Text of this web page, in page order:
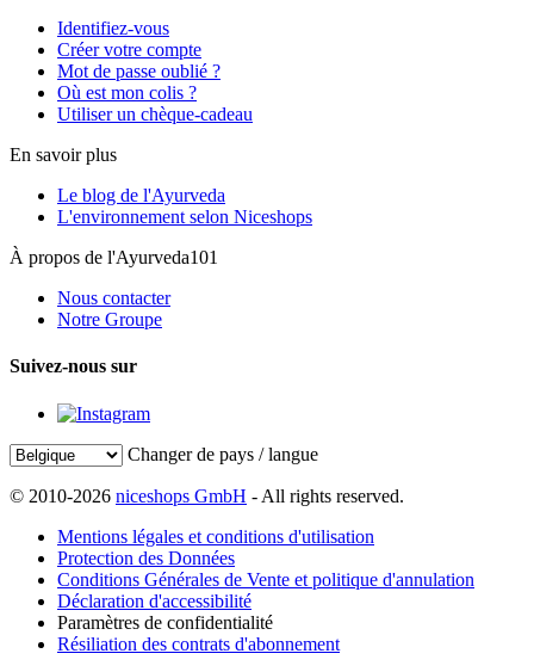
Identifiez-vous
Créer votre compte
Mot de passe oublié ?
Où est mon colis ?
Utiliser un chèque-cadeau
En savoir plus
Le blog de l'Ayurveda
L'environnement selon Niceshops
À propos de l'Ayurveda101
Nous contacter
Notre Groupe
Suivez-nous sur
Changer de pays / langue
© 2010-2026 niceshops GmbH - All rights reserved.
Mentions légales et conditions d'utilisation
Protection des Données
Conditions Générales de Vente et politique d'annulation
Déclaration d'accessibilité
Paramètres de confidentialité
Résiliation des contrats d'abonnement